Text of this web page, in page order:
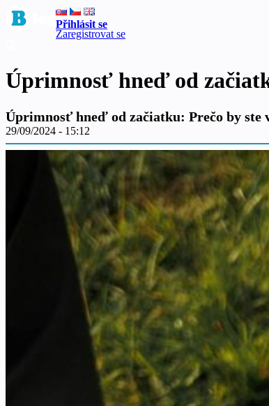
Přihlásit se
Zaregistrovat se
Úprimnosť hneď od
Úprimnosť hneď od začiatku: Prečo by
29/09/2024 - 15:12